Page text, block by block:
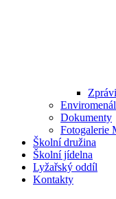
Dokumenty
Fotogalerie
Školní družina
Školní jídelna
Lyžařský oddíl
Kontakty